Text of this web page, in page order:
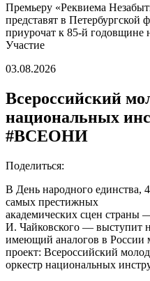
Премьеру «Реквиема
представят в Петербургской
приурочат к 85-й годовщине
Участие
03.08.2026
Всероссийский
национальных
#ВСЕОНИ
Поделиться:
В День народного единства,
самых престижных
академических сцен
И. Чайковского — выступит
имеющий аналогов в России
проект: Всероссийский
оркестр национальных